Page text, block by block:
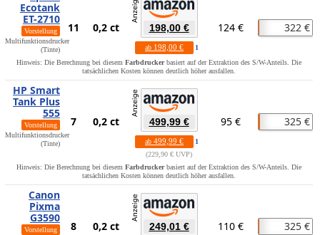
Ecotank
ET-2710
Vorstellung
Multifunktionsdrucker
(Tinte)
11 0,2 ct 198,00 €
ab 198,00 € 1
124 € 322 €
Hinweis: Die Berechnung bei diesem Farbdruckerbasiert auf der Extraktion des S/W-Anteils. Die
tatsächlichen Kosten können deutlich höher ausfallen.
HP Smart
Tank Plus
555
Vorstellung
Multifunktionsdrucker
(Tinte)
7 0,2 ct 499,99 €
ab 499,99 €
1
229,90 € UVP
95 € 325 €
Hinweis: Die Berechnung bei diesem Farbdruckerbasiert auf der Extraktion des S/W-Anteils. Die
tatsächlichen Kosten können deutlich höher ausfallen.
Canon
Pixma
G3590
Vorstellung
8 0,2 ct 249,01 € 110 € 325 €